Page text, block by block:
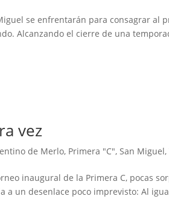
se enfrentarán para consagrar al
Alcanzando el cierre de una
vez
de Merlo, Primera "C",San Miguel,
inaugural de la Primera C, pocas
a un desenlace poco imprevisto: Al